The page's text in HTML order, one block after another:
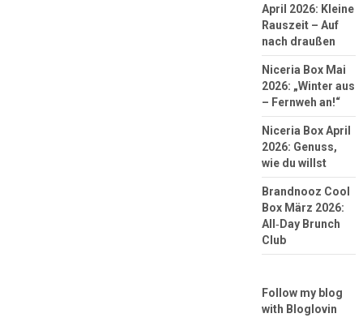
April 2026: Kleine
Rauszeit – Auf
nach draußen
Niceria Box Mai
2026: „Winter aus
– Fernweh an!“
Niceria Box April
2026: Genuss,
wie du willst
Brandnooz Cool
Box März 2026:
All‑Day Brunch
Club
Follow my blog
with Bloglovin